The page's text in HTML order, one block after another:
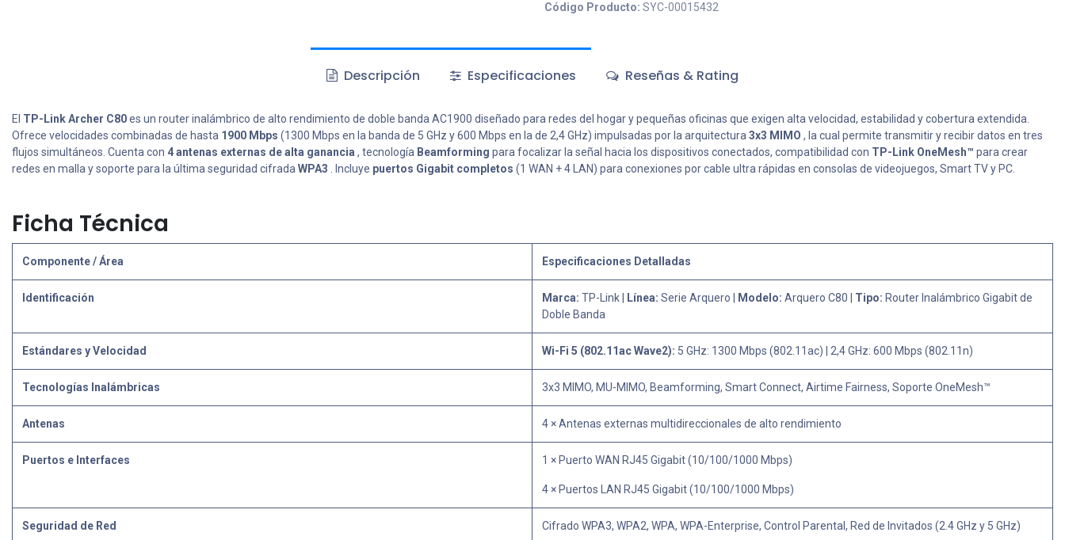
Código Producto: SYC-00015432
Descripción Especificaciones Reseñas & Rating
El TP-Link Archer C80es un router inalámbrico de alto rendimiento de doble banda AC1900 diseñado para redes del hogar y pequeñas oficinas que exigen alta velocidad, estabilidad y cobertura extendida.
Ofrece velocidades combinadas de hasta 1900 Mbps (1300 Mbps en la banda de 5 GHz y 600 Mbps en la de 2,4 GHz) impulsadas por la arquitectura 3x3 MIMO , la cual permite transmitir y recibir datos en tres
flujos simultáneos. Cuenta con 4 antenas externas de alta ganancia , tecnología Beamforming para focalizar la señal hacia los dispositivos conectados, compatibilidad con TP-Link OneMesh™ para crear
redes en malla y soporte para la última seguridad cifrada WPA3 . Incluye puertos Gigabit completos (1 WAN + 4 LAN) para conexiones por cable ultra rápidas en consolas de videojuegos, Smart TV y PC.
Ficha Técnica
Componente / Área Especificaciones Detalladas
Identificación Marca: TP-Link | Línea: Serie Arquero | Modelo: Arquero C80 | Tipo: Router Inalámbrico Gigabit de
Doble Banda
Estándares y Velocidad Wi-Fi 5 (802.11ac Wave2): 5 GHz: 1300 Mbps (802.11ac) | 2,4 GHz: 600 Mbps (802.11n)
Tecnologías Inalámbricas 3x3 MIMO, MU-MIMO, Beamforming, Smart Connect, Airtime Fairness, Soporte OneMesh™
Antenas 4 × Antenas externas multidireccionales de alto rendimiento
Puertos e Interfaces 1 × Puerto WAN RJ45 Gigabit (10/100/1000 Mbps)
4 × Puertos LAN RJ45 Gigabit (10/100/1000 Mbps)
Seguridad de Red Cifrado WPA3, WPA2, WPA, WPA-Enterprise, Control Parental, Red de Invitados (2.4 GHz y 5 GHz)